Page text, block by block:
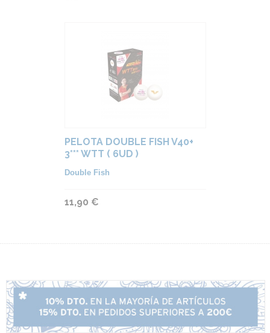
PELOTA DOUBLE FISH V40+
3*** WTT ( 6UD )
Double Fish
11,90 €